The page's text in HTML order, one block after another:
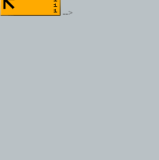
-->